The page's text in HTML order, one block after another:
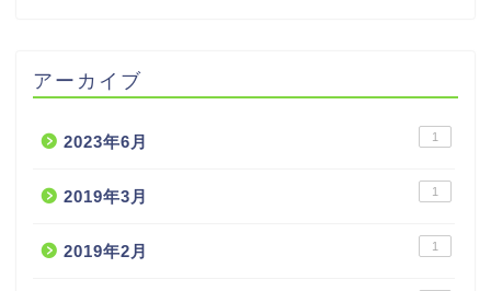
アーカイブ
2023年6月 1
2019年3月 1
2019年2月 1